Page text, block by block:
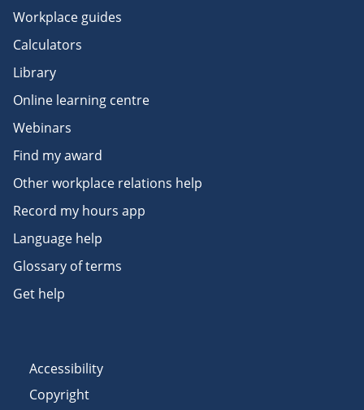
Workplace guides
Calculators
Library
Online learning centre
Webinars
Find my award
Other workplace relations help
Record my hours app
Language help
Glossary of terms
Get help
Accessibility
Copyright